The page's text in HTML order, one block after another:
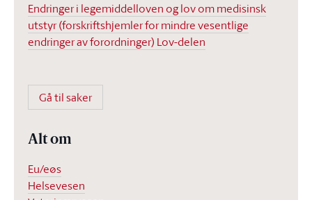
Endringer i legemiddelloven og lov om medisinsk
utstyr (forskriftshjemler for mindre vesentlige
endringer av forordninger) Lov-delen
Gå til saker
Alt om
Eu/eøs
Helsevesen